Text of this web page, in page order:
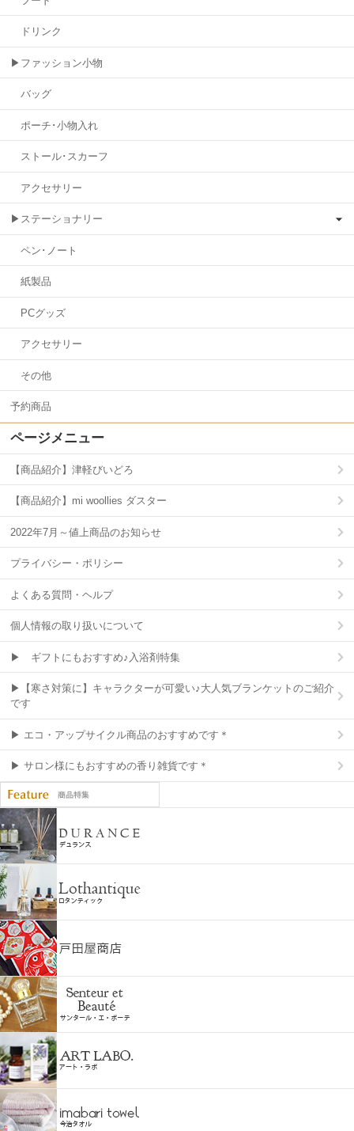
ドリンク
▶ファッション小物
バッグ
ポーチ･小物入れ
ストール･スカーフ
アクセサリー
▶ステーショナリー
ペン･ノート
紙製品
PCグッズ
アクセサリー
その他
予約商品
ページメニュー
【商品紹介】津軽びいどろ
【商品紹介】mi woollies ダスター
2022年7月～値上商品のお知らせ
プライバシー・ポリシー
よくある質問・ヘルプ
個人情報の取り扱いについて
▶ ギフトにもおすすめ♪入浴剤特集
▶【寒さ対策に】キャラクターが可愛い♪大人気ブランケットのご紹介
です
▶ エコ・アップサイクル商品のおすすめです＊
▶ サロン様にもおすすめの香り雑貨です＊